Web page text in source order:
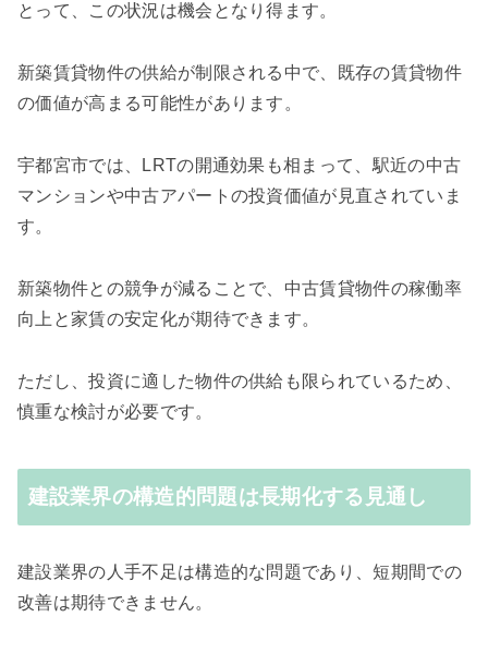
とって、この状況は機会となり得ます。
新築賃貸物件の供給が制限される中で、既存の賃貸物件
の価値が高まる可能性があります。
宇都宮市では、LRTの開通効果も相まって、駅近の中古
マンションや中古アパートの投資価値が見直されていま
す。
新築物件との競争が減ることで、中古賃貸物件の稼働率
向上と家賃の安定化が期待できます。
ただし、投資に適した物件の供給も限られているため、
慎重な検討が必要です。
建設業界の構造的問題は長期化する見通し
建設業界の人手不足は構造的な問題であり、短期間での
改善は期待できません。